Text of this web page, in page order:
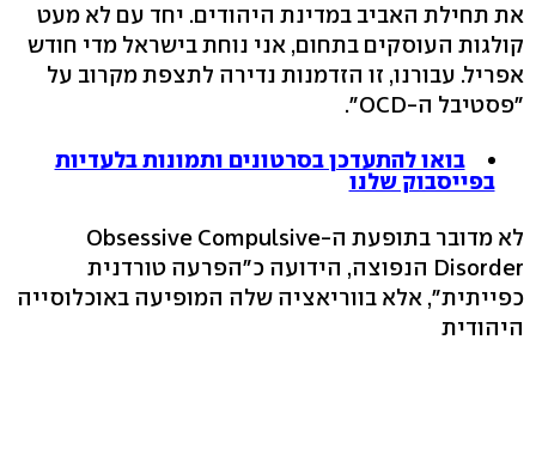
את תחילת האביב במדינת היהודים. יחד עם לא מעט
קולגות העוסקים בתחום, אני נוחת בישראל מדי חודש
אפריל. עבורנו, זו הזדמנות נדירה לתצפת מקרוב על
"פסטיבל ה-OCD".
בואו להתעדכן בסרטונים ותמונות בלעדיות
בפייסבוק שלנו
לא מדובר בתופעת ה-Obsessive Compulsive
Disorder הנפוצה, הידועה כ"הפרעה טורדנית
כפייתית", אלא בווריאציה שלה המופיעה באוכלוסייה
היהודית